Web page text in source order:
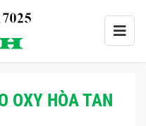
OXY HÒA TAN